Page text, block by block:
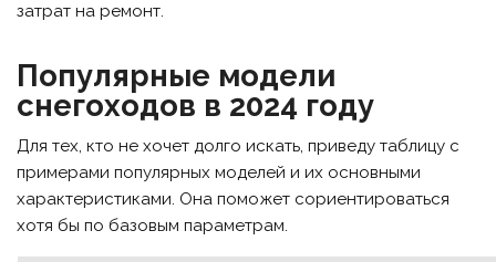
затрат на ремонт.
Популярные модели
снегоходов в 2024 году
Для тех, кто не хочет долго искать, приведу таблицу с
примерами популярных моделей и их основными
характеристиками. Она поможет сориентироваться
хотя бы по базовым параметрам.